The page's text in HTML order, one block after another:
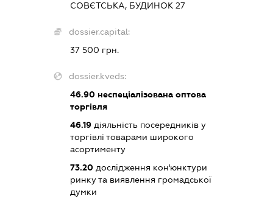
СОВЄТСЬКА, БУДИНОК 27
dossier.capital:
37 500 грн.
dossier.kveds:
46.90неспеціалізована оптова
торгівля
46.19діяльність посередників у
торгівлі товарами широкого
асортименту
73.20дослідження кон'юнктури
ринку та виявлення громадської
думки